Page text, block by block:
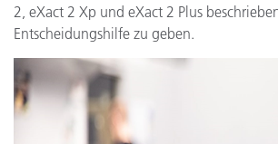
2, eXact 2 Xp und eXact 2 Plus
Entscheidungshilfe zu geben.